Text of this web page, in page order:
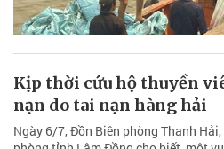
Kịp thời cứu hộ thuyền
nạn do tai nạn hàng hải
Ngày 6/7, Đồn Biên phòng Thanh